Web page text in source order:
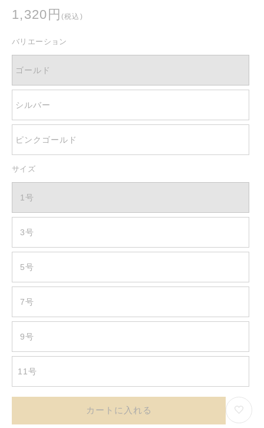
通
価
格
1,320円 (税込)
バリエーション
ゴールド
シルバー
ピンクゴールド
サイズ
1号
3号
5号
7号
9号
11号
カートに入れる